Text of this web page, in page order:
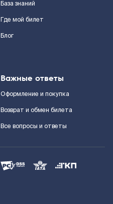
База знаний
Где мой билет
Блог
Важные ответы
Оформление и покупка
Возврат и обмен билета
Все вопросы и ответы